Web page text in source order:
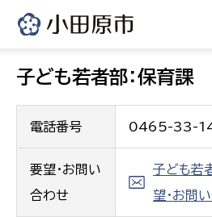
子ども若者部：保育課
電話番号 0465-33-
要望・お問い
合わせ
子ども若
望・お問